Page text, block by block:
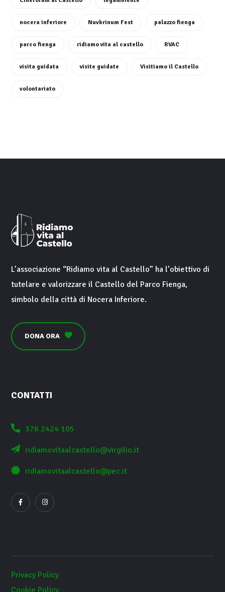
nocera inferiore Nuvkrinum Fest palazzo fienga
parco fienga ridiamo vita al castello RVAC
visita guidata visite guidate Visitiamo il Castello
volontariato
L’associazione “Ridiamo vita al Castello” ha l’obiettivo di
tutelare e valorizzare il Castello del Parco Fienga,
simbolo della città di Nocera Inferiore.
DONA ORA
CONTATTI
376 2424 105
ridiamovitaalcastello@virgilio.it
ridiamovitaalcastello@pec.it
Privacy Policy
Cookie Policy